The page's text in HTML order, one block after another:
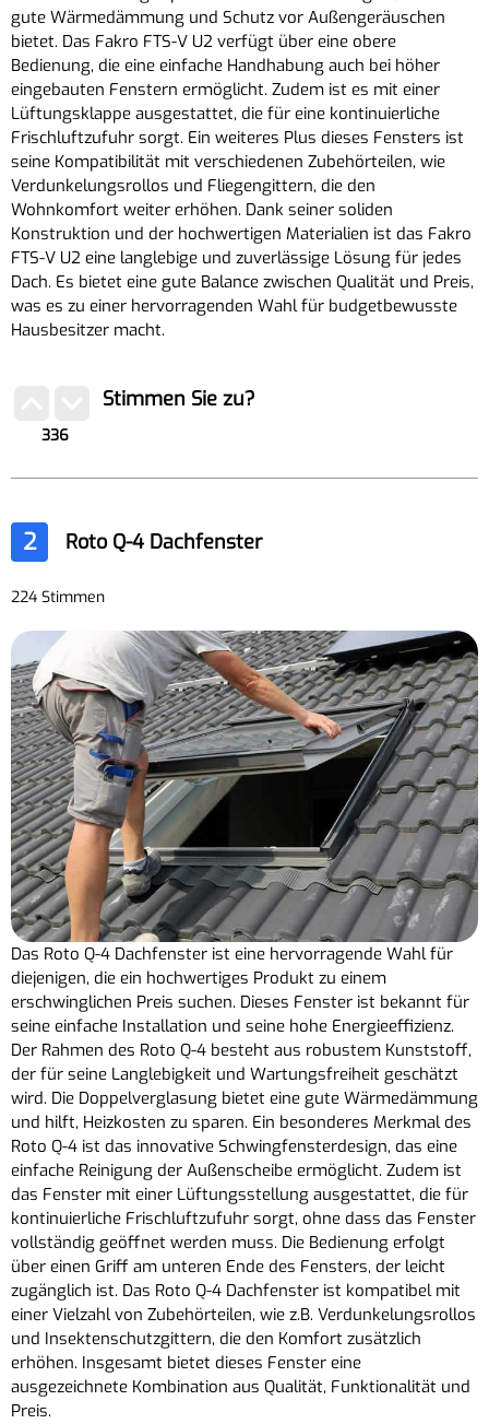
gute Wärmedämmung und Schutz vor Außengeräuschen
bietet. Das Fakro FTS-V U2 verfügt über eine obere
Bedienung, die eine einfache Handhabung auch bei höher
eingebauten Fenstern ermöglicht. Zudem ist es mit einer
Lüftungsklappe ausgestattet, die für eine kontinuierliche
Frischluftzufuhr sorgt. Ein weiteres Plus dieses Fensters ist
seine Kompatibilität mit verschiedenen Zubehörteilen, wie
Verdunkelungsrollos und Fliegengittern, die den
Wohnkomfort weiter erhöhen. Dank seiner soliden
Konstruktion und der hochwertigen Materialien ist das Fakro
FTS-V U2 eine langlebige und zuverlässige Lösung für jedes
Dach. Es bietet eine gute Balance zwischen Qualität und Preis,
was es zu einer hervorragenden Wahl für budgetbewusste
Hausbesitzer macht.
336
Stimmen Sie zu?
2 Roto Q-4 Dachfenster
224 Stimmen
Das Roto Q-4 Dachfenster ist eine hervorragende Wahl für
diejenigen, die ein hochwertiges Produkt zu einem
erschwinglichen Preis suchen. Dieses Fenster ist bekannt für
seine einfache Installation und seine hohe Energieeffizienz.
Der Rahmen des Roto Q-4 besteht aus robustem Kunststoff,
der für seine Langlebigkeit und Wartungsfreiheit geschätzt
wird. Die Doppelverglasung bietet eine gute Wärmedämmung
und hilft, Heizkosten zu sparen. Ein besonderes Merkmal des
Roto Q-4 ist das innovative Schwingfensterdesign, das eine
einfache Reinigung der Außenscheibe ermöglicht. Zudem ist
das Fenster mit einer Lüftungsstellung ausgestattet, die für
kontinuierliche Frischluftzufuhr sorgt, ohne dass das Fenster
vollständig geöffnet werden muss. Die Bedienung erfolgt
über einen Griff am unteren Ende des Fensters, der leicht
zugänglich ist. Das Roto Q-4 Dachfenster ist kompatibel mit
einer Vielzahl von Zubehörteilen, wie z.B. Verdunkelungsrollos
und Insektenschutzgittern, die den Komfort zusätzlich
erhöhen. Insgesamt bietet dieses Fenster eine
ausgezeichnete Kombination aus Qualität, Funktionalität und
Preis.